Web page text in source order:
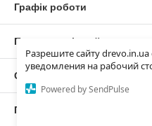
Разрешите сайту
уведомления на рабочий
Powered by SendPulse
Графік роботи
Повна версія сайту
Сайт створено на
Політика конфіденційності